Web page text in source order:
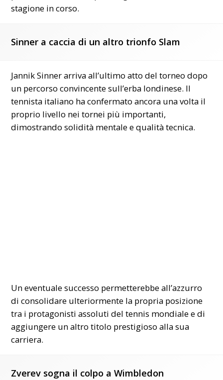
stagione in corso.
Sinner a caccia di un altro trionfo Slam
Jannik Sinner arriva all’ultimo atto del torneo dopo
un percorso convincente sull’erba londinese. Il
tennista italiano ha confermato ancora una volta il
proprio livello nei tornei più importanti,
dimostrando solidità mentale e qualità tecnica.
Un eventuale successo permetterebbe all’azzurro
di consolidare ulteriormente la propria posizione
tra i protagonisti assoluti del tennis mondiale e di
aggiungere un altro titolo prestigioso alla sua
carriera.
Zverev sogna il colpo a Wimbledon